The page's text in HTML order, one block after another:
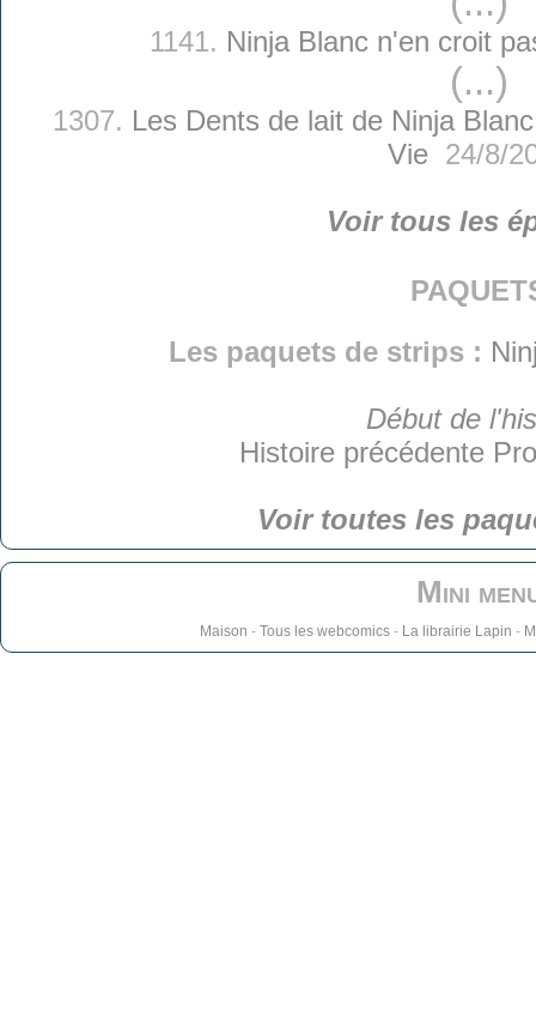
1141. Ninja Blanc n'en croit
(...)
1307. Les Dents de lait de Ninja
Vie24/8/
Voir tous les
Les paquets de strips :
Début de
Histoire précédente
Voir toutes les
Mini
Maison - Tous les webcomics- La librairie Lapin -